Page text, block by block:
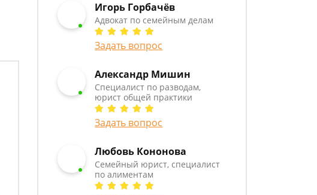
Игорь Горбачёв
Адвокат по семейным делам
Задать вопрос
Александр Мишин
Специалист по разводам,
юрист общей практики
Задать вопрос
Любовь Кононова
Семейный юрист, специалист
по алиментам